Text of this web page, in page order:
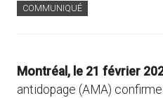
COMMUNIQUÉ
Montréal, le 21 février
antidopage (AMA)